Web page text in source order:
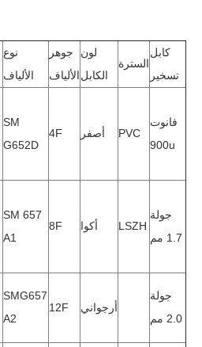
نوع
الألياف
جوهر
الألياف
لون
الكابل
السترة
كابل
تسخير
SM
G652D
4F أصفر PVC
فانوت
900u
SM 657
A1
8F أكوا LSZH
جولة
1.7 مم
SMG657
A2
12F أرجواني
جولة
2.0 مم